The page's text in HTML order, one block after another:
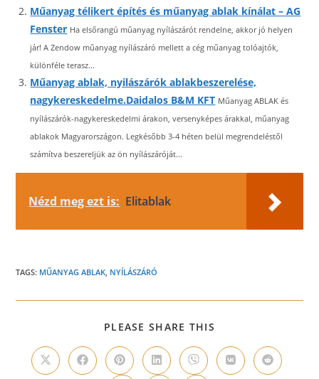
Műanyag télikert építés és műanyag ablak kínálat – AG
Fenster Ha elsőrangú műanyag nyílászárót rendelne, akkor jó helyen
jár! A Zendow műanyag nyílászáró mellett a cég műanyag tolóajtók,
különféle terasz...
Műanyag ablak, nyilászárók ablakbeszerelése,
nagykereskedelme.Daidalos B&M KFT Műanyag ABLAK és
nyílászárók-nagykereskedelmi árakon, versenyképes árakkal, műanyag
ablakok Magyarországon. Legkésőbb 3-4 héten belül megrendeléstől
számítva beszereljük az ön nyílászáróját...
Nézd meg ezt is: Elitablak
TAGS: MŰANYAG ABLAK, NYÍLÁSZÁRÓ
PLEASE SHARE THIS
CONTENT
Opens
in
Opens
in
Opens
in
Opens
in
Opens
in
Opens
in
Opens
in